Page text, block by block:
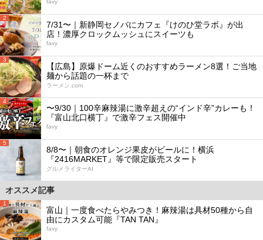
favy
2
7/31〜｜新静岡セノバにカフェ『けのひ堂ラボ』が出
店！濃厚クロックムッシュにスイーツも
favy
3
【広島】原爆ドーム近くのおすすめラーメン8選！ご当地
麺から話題の一杯まで
ラーメン.com
4
〜9/30｜100辛麻辣湯に激辛超えの“インド辛”カレーも！
『富山北口横丁』で激辛フェス開催中
favy
5
8/8〜｜朝食のオレンジ果皮がビールに！横浜
『2416MARKET』等で限定販売スタート
グルメライターAI
オススメ記事
1
富山｜一度食べたらやみつき！麻辣湯は具材50種から自
由にカスタム可能『TAN TAN』
favy